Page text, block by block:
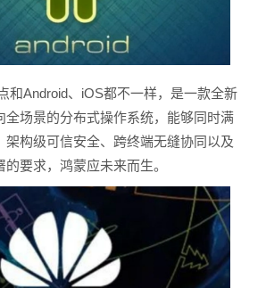
和Android、iOS都不一样，是一款全新
全场景的分布式操作系统，能够同时满
架构级可信安全、跨终端无缝协同以及
要求，鸿蒙应未来而生。